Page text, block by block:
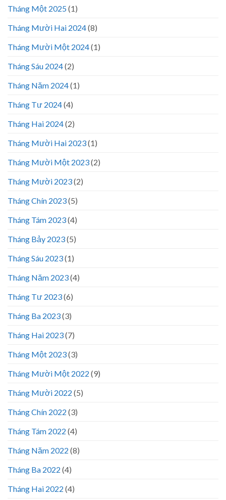
Tháng Một 2025(1)
Tháng Mười Hai 2024(8)
Tháng Mười Một 2024(1)
Tháng Sáu 2024(2)
Tháng Năm 2024(1)
Tháng Tư 2024(4)
Tháng Hai 2024(2)
Tháng Mười Hai 2023(1)
Tháng Mười Một 2023(2)
Tháng Mười 2023(2)
Tháng Chín 2023(5)
Tháng Tám 2023(4)
Tháng Bảy 2023(5)
Tháng Sáu 2023(1)
Tháng Năm 2023(4)
Tháng Tư 2023(6)
Tháng Ba 2023(3)
Tháng Hai 2023(7)
Tháng Một 2023(3)
Tháng Mười Một 2022 (9)
Tháng Mười 2022 (5)
Tháng Chín 2022 (3)
Tháng Tám 2022 (4)
Tháng Năm 2022 (8)
Tháng Ba 2022 (4)
Tháng Hai 2022 (4)